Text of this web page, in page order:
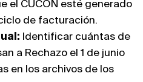
el CUCON esté generado
de facturación.
Identificar cuántas de
a Rechazo el 1 de junio
en los archivos de los